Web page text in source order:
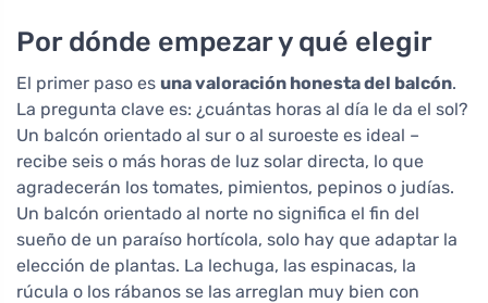
Por dónde empezar y qué elegir
El primer paso es una valoración honesta del balcón.
La pregunta clave es: ¿cuántas horas al día le da el sol?
Un balcón orientado al sur o al suroeste es ideal –
recibe seis o más horas de luz solar directa, lo que
agradecerán los tomates, pimientos, pepinos o judías.
Un balcón orientado al norte no significa el fin del
sueño de un paraíso hortícola, solo hay que adaptar la
elección de plantas. La lechuga, las espinacas, la
rúcula o los rábanos se las arreglan muy bien con